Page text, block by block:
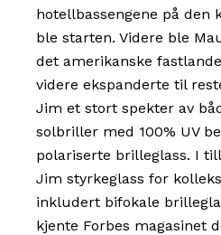
hotellbassengene på den
ble starten. Videre ble
det amerikanske
videre ekspanderte til
Jim et stort spekter av
solbriller med 100% UV
polariserte brilleglass. I
Jim styrkeglass for
inkludert bifokale
kjente Forbes magasinet